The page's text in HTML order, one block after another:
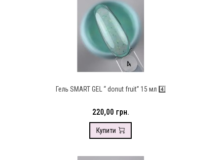
Гель SMART GEL “ donut fruit” 15 мл 4️⃣
220,00 грн.
Купити